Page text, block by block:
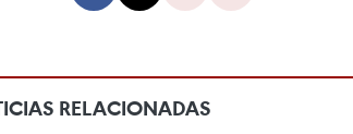
RELACIONADAS